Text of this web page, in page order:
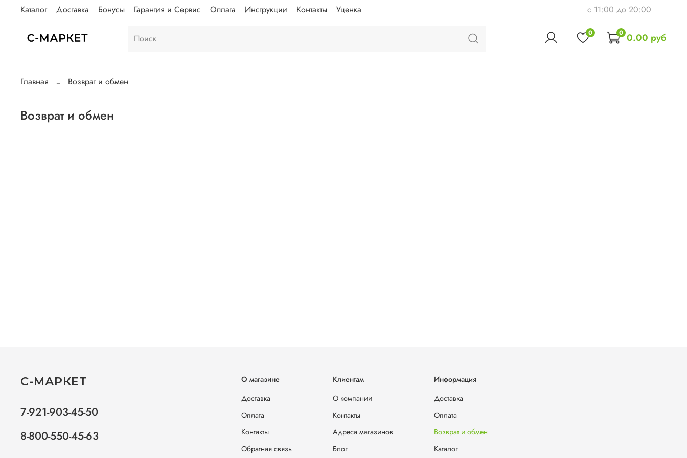
Каталог Доставка Бонусы Гарантия и Сервис Оплата Инструкции Контакты Уценка c 11:00 до 20:00
0 0 0.00 руб
Главная Возврат и обмен
Возврат и обмен
О магазине
Доставка
Оплата
Контакты
Обратная связь
Клиентам
О компании
Контакты
Адреса магазинов
Блог
Информация
Доставка
Оплата
Возврат и обмен
Каталог
С-МАРКЕТ
7-921-903-45-50
8-800-550-45-63